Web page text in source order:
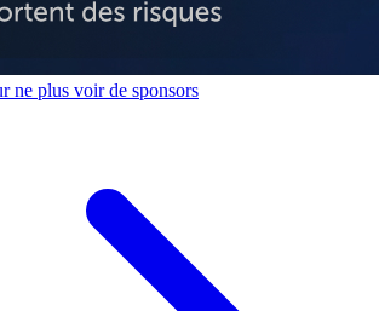
ne plus voir de sponsors